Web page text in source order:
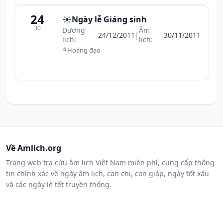
24
30
☀️Ngày lễ Giáng sinh
Dương
lịch:
24/12/2011 |Âm
lịch:
30/11/2011
⭐Hoàng đạo
Về Amlich.org
Trang web tra cứu âm lịch Việt Nam miễn phí, cung cấp thông
tin chính xác về ngày âm lịch, can chi, con giáp, ngày tốt xấu
và các ngày lễ tết truyền thống.